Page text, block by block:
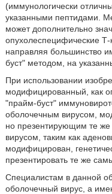
(иммунологически
указанными пептидами.
может дополнительно
опухолеспецифические
направляя большинство
буст" методом, на
При использовании
модифицированный, как
"прайм-буст"
оболочечным вирусом,
но презентирующим те
вирусом, таким как
модифицирован,
презентировать те же
Специалистам в данной
оболочечный вирус, а